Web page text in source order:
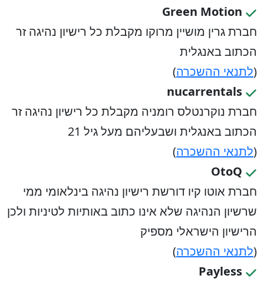
Green Motion
חברת גרין מושיין מרוקו מקבלת כל רישיון נהיגה זר
הכתוב באנגלית
(לתנאי ההשכרה)
nucarrentals
חברת נוקרנטלס רומניה מקבלת כל רישיון נהיגה זר
הכתוב באנגלית ושבעליהם מעל גיל 21
(לתנאי ההשכרה)
OtoQ
חברת אוטו קיו דורשת רישיון נהיגה בינלאומי ממי
שרשיון הנהיגה שלא אינו כתוב באותיות לטיניות ולכן
הרישיון הישראלי מספיק
(לתנאי ההשכרה)
Payless